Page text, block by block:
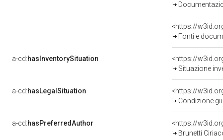
<https://
Fonti e
a-cd:hasInventorySituation
<https://
Situazione
a-cd:hasLegalSituation
<https://
Condizione
a-cd:hasPreferredAuthor
<https://
Brunetti